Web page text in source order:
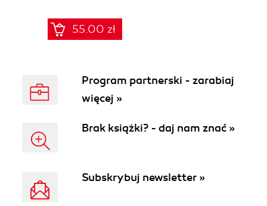
55.00 zł
Program partnerski - zarabiaj
więcej »
Brak książki? - daj nam znać »
Subskrybuj newsletter »